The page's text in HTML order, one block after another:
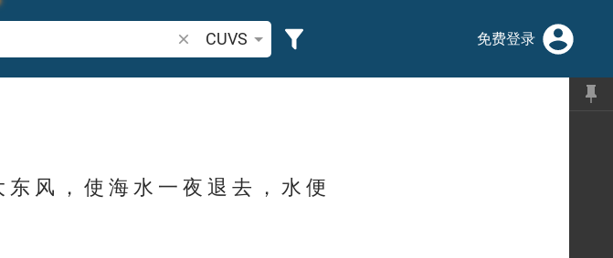
搜索圣经经文或单词
CUVS 免费登录
风 ， 使 海 水 一 夜 退 去 ， 水 便